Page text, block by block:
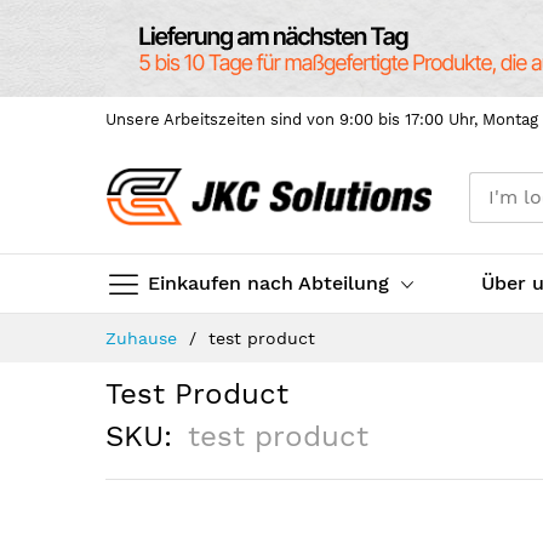
Unsere Arbeitszeiten sind von 9:00 bis 17:00 Uhr, Montag
Einkaufen nach Abteilung Über
Zuhause test product
Test Product
SKU
test product